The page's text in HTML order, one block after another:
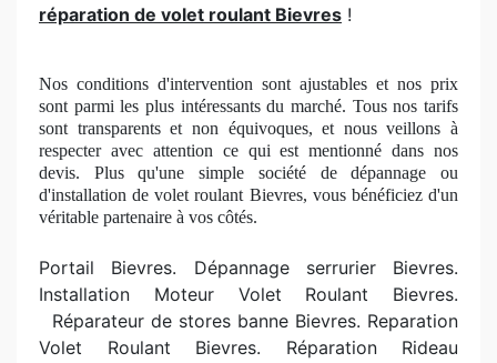
réparation de volet roulant Bievres !
Nos conditions d'intervention sont ajustables et nos prix
sont parmi les plus intéressants du marché. Tous nos tarifs
sont transparents et non équivoques, et nous veillons à
respecter avec attention ce qui est mentionné dans nos
devis. Plus qu'une simple sociétéde dépannage ou
d'installation de volet roulant Bievres, vous bénéficiezd'un
véritable partenaire à vos côtés.
Portail Bievres. Dépannage serrurier Bievres.
Installation Moteur Volet Roulant Bievres.
Réparateur de stores banne Bievres. Reparation
Volet Roulant Bievres. Réparation Rideau